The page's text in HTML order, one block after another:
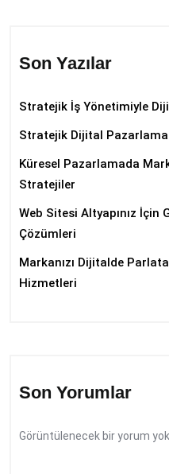
Son Yazılar
Stratejik İş Yönetimiyle
Stratejik Dijital Pazarlama
Küresel Pazarlamada
Stratejiler
Web Sitesi Altyapınız İçin
Çözümleri
Markanızı Dijitalde
Hizmetleri
Son Yorumlar
Görüntülenecek bir yorum